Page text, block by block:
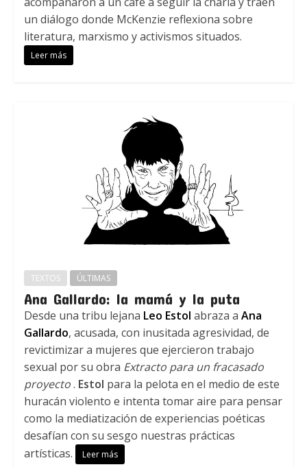
un diálogo donde McKenzie reflexiona sobre
literatura, marxismo y activismos situados.
Leer más
TEXTOS ÚLTIMAS
Ana Gallardo: la mamá y la puta
Desde una tribu lejana Leo Estol abraza a Ana
Gallardo, acusada, con inusitada agresividad, de
revictimizar a mujeres que ejercieron trabajo
sexual por su obra Extracto para un fracasado
proyecto. Estol para la pelota en el medio de este
huracán violento e intenta tomar aire para pensar
como la mediatización de experiencias poéticas
desafían con su sesgo nuestras prácticas
artísticas.
Leer más